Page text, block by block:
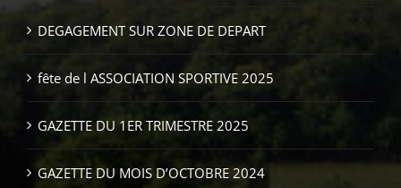
DEGAGEMENT SUR ZONE DE DEPART
fête de l ASSOCIATION SPORTIVE 2025
GAZETTE DU 1ER TRIMESTRE 2025
GAZETTE DU MOIS D’OCTOBRE 2024